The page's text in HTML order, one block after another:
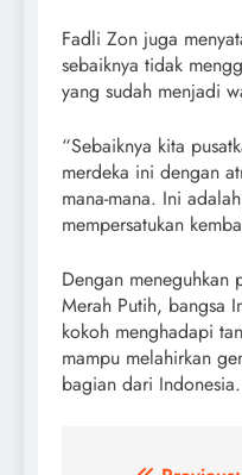
Fadli Zon juga
sebaiknya tidak
yang sudah menjadi
“Sebaiknya kita
merdeka ini dengan
mana-mana. Ini
mempersatukan
Dengan meneguhkan
Merah Putih, bangsa
kokoh menghadapi
mampu melahirkan
bagian dari Indonesia.